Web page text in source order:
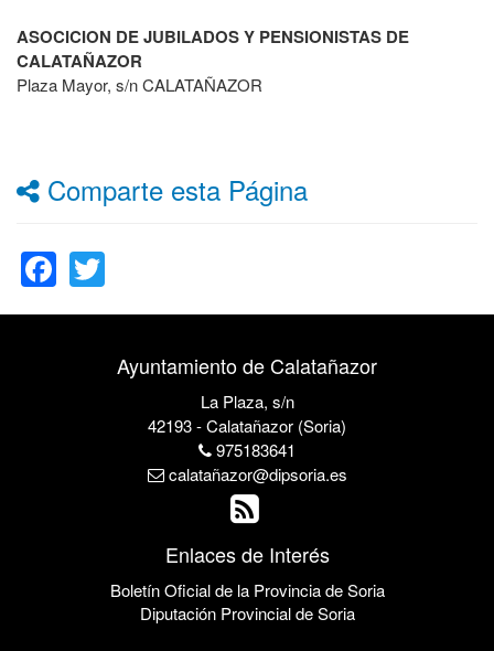
ASOCICION DE JUBILADOS Y PENSIONISTAS DE
CALATAÑAZOR
Plaza Mayor, s/n CALATAÑAZOR
Comparte esta Página
Facebook
Ayuntamiento de Calatañazor
La Plaza, s/n
42193 - Calatañazor (Soria)
975183641
calatañazor@dipsoria.es
Enlaces de Interés
Boletín Oficial de la Provincia de Soria
Diputación Provincial de Soria